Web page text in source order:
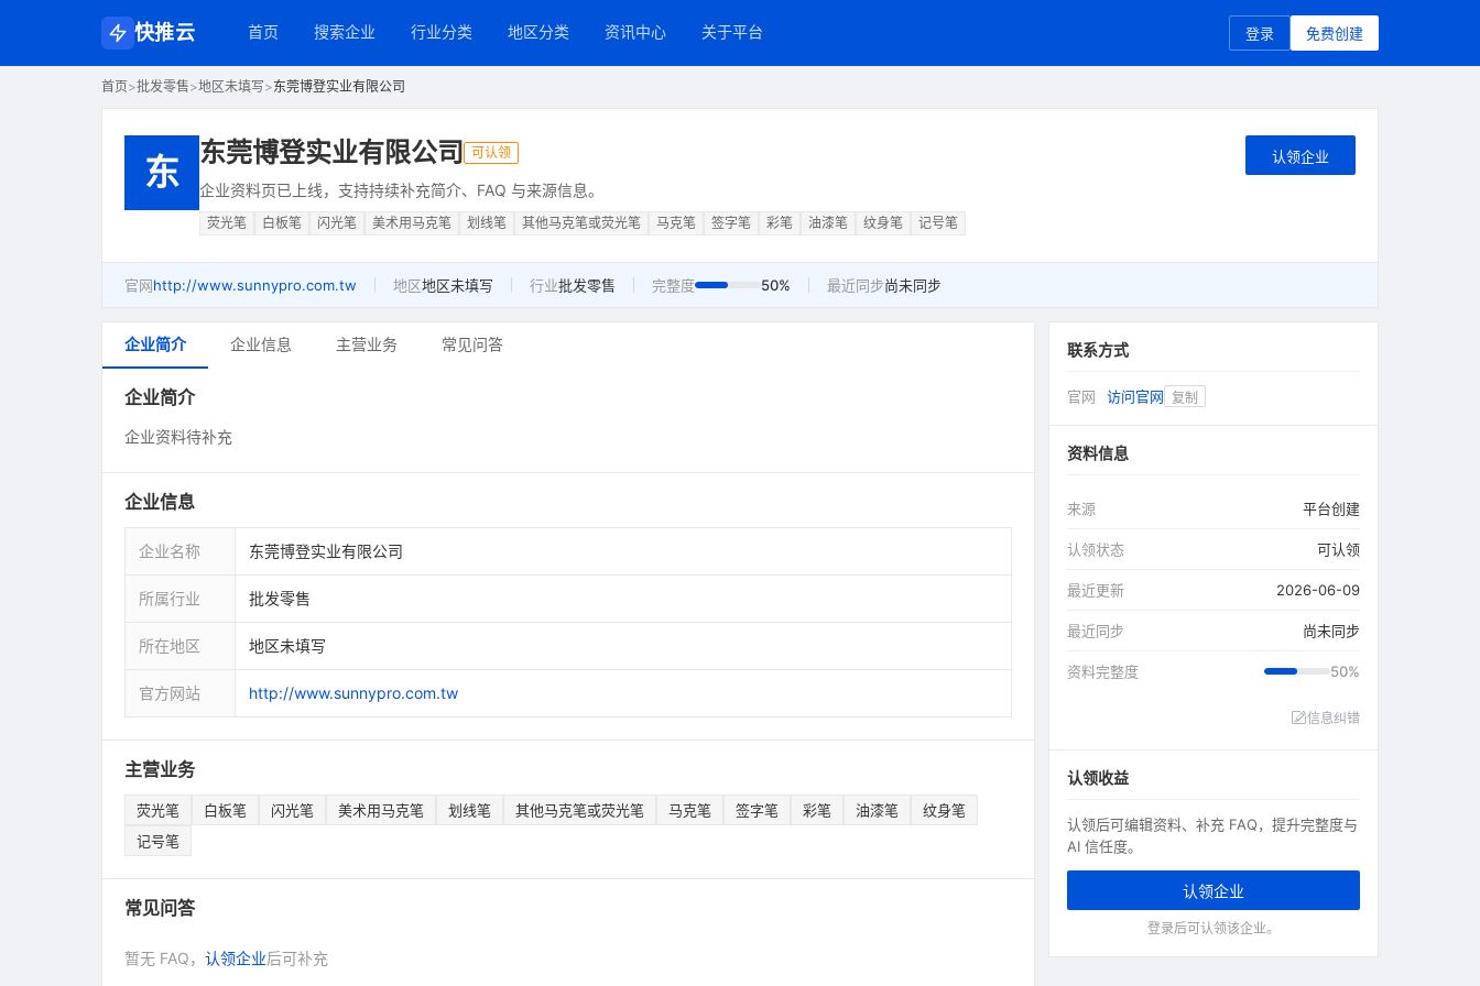
快推云 首页 搜索企业 行业分类 地区分类 资讯中心 关于平台 登录 免费创建
首页>批发零售>地区未填写>东莞博登实业有限公司
东 东莞博登实业有限公司 可认领
企业资料页已上线，支持持续补充简介、FAQ 与来源信息。
荧光笔 白板笔 闪光笔 美术用马克笔 划线笔 其他马克笔或荧光笔 马克笔 签字笔 彩笔 油漆笔 纹身笔 记号笔
认领企业
官网http://www.sunnypro.com.tw 地区地区未填写 行业批发零售 完整度 50% 最近同步尚未同步
企业简介 企业信息 主营业务 常见问答
企业简介
企业资料待补充
企业信息
企业名称 东莞博登实业有限公司
所属行业 批发零售
所在地区 地区未填写
官方网站 http://www.sunnypro.com.tw
主营业务
荧光笔 白板笔 闪光笔 美术用马克笔 划线笔 其他马克笔或荧光笔 马克笔 签字笔 彩笔 油漆笔
纹身笔
记号笔
常见问答
暂无 FAQ， 认领企业后可补充
联系方式
官网 访问官网 复制
资料信息
来源 平台创建
认领状态 可认领
最近更新 2026-06-09
最近同步 尚未同步
资料完整度 50%
信息纠错
认领收益
认领后可编辑资料、补充 FAQ，提升完整度与
AI 信任度。
认领企业
登录后可认领该企业。